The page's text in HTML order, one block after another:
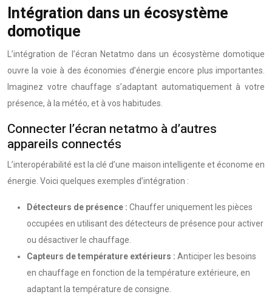
Intégration dans un écosystème
domotique
L’intégration de l’écran Netatmo dans un écosystème domotique
ouvre la voie à des économies d’énergie encore plus importantes.
Imaginez votre chauffage s’adaptant automatiquement à votre
présence, à la météo, et à vos habitudes.
Connecter l’écran netatmo à d’autres
appareils connectés
L’interopérabilité est la clé d’une maison intelligente et économe en
énergie. Voici quelques exemples d’intégration :
Détecteurs de présence : Chauffer uniquement les pièces
occupées en utilisant des détecteurs de présence pour activer
ou désactiver le chauffage.
Capteurs de température extérieurs : Anticiper les besoins
en chauffage en fonction de la température extérieure, en
adaptant la température de consigne.